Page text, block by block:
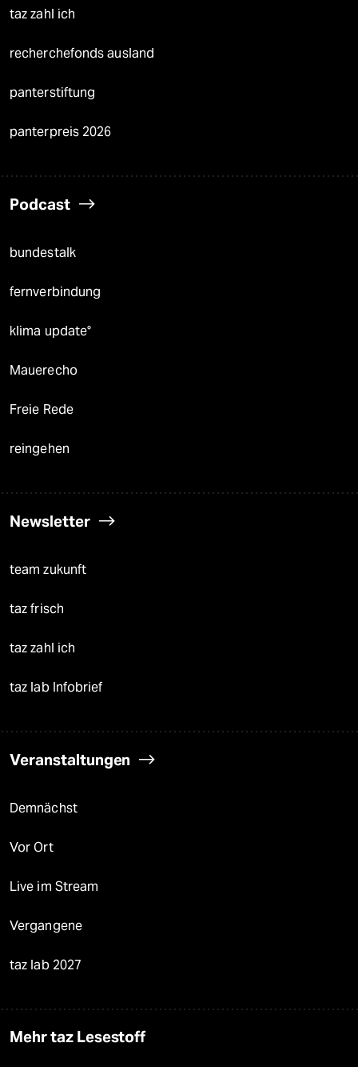
taz zahl ich
recherchefonds ausland
panterstiftung
panterpreis 2026
Podcast
bundestalk
fernverbindung
klima update°
Mauerecho
Freie Rede
reingehen
Newsletter
team zukunft
taz frisch
taz zahl ich
taz lab Infobrief
Veranstaltungen
Demnächst
Vor Ort
Live im Stream
Vergangene
taz lab 2027
Mehr taz Lesestoff